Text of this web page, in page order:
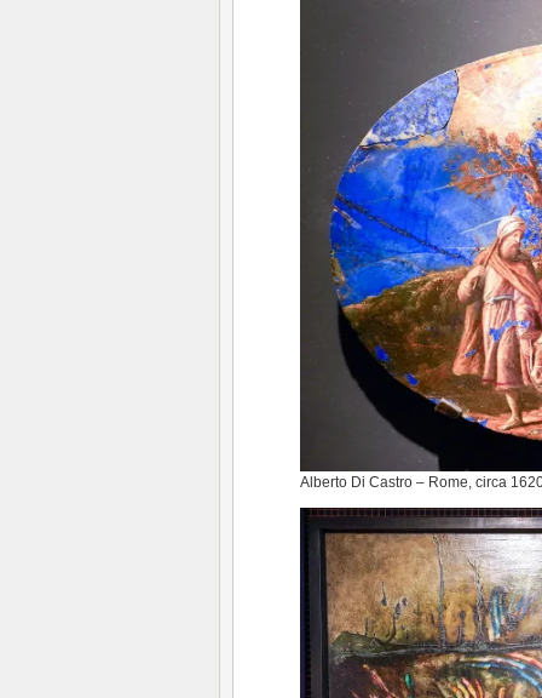
Alberto Di Castro – Rome, circa